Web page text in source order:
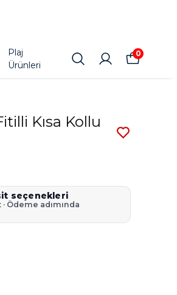
Plaj
Ürünleri
0
Kısa Kollu
seçenekleri
Ödeme adımında